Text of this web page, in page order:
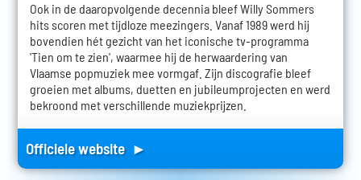
Ook in de daaropvolgende decennia bleef Willy Sommers
hits scoren met tijdloze meezingers. Vanaf 1989 werd hij
bovendien hét gezicht van het iconische tv-programma
'Tien om te zien', waarmee hij de herwaardering van
Vlaamse popmuziek mee vormgaf. Zijn discografie bleef
groeien met albums, duetten en jubileumprojecten en werd
bekroond met verschillende muziekprijzen.
Officiele website ►